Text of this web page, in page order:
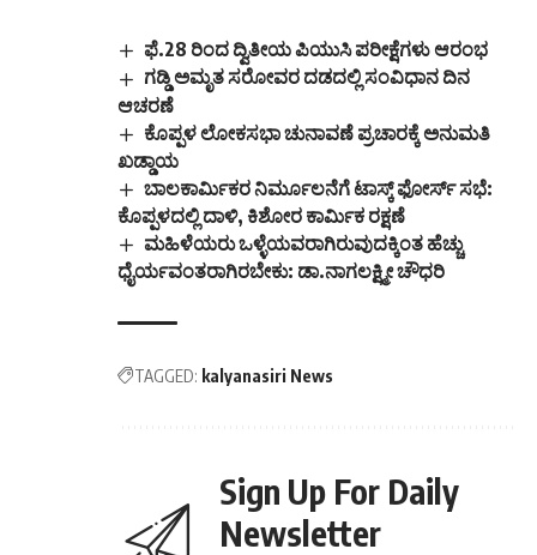
ಫೆ.28 ರಿಂದ ದ್ವಿತೀಯ ಪಿಯುಸಿ ಪರೀಕ್ಷೆಗಳು ಆರಂಭ
ಗಡ್ಡಿ ಅಮೃತ ಸರೋವರ ದಡದಲ್ಲಿ ಸಂವಿಧಾನ ದಿನ
ಆಚರಣೆ
ಕೊಪ್ಪಳ ಲೋಕಸಭಾ ಚುನಾವಣೆ ಪ್ರಚಾರಕ್ಕೆ ಅನುಮತಿ
ಖಡ್ಡಾಯ
ಬಾಲಕಾರ್ಮಿಕರ ನಿರ್ಮೂಲನೆಗೆ ಟಾಸ್ಕ್ ಫೋರ್ಸ್ ಸಭೆ:
ಕೊಪ್ಪಳದಲ್ಲಿ ದಾಳಿ, ಕಿಶೋರ ಕಾರ್ಮಿಕ ರಕ್ಷಣೆ
ಮಹಿಳೆಯರು ಒಳ್ಳೆಯವರಾಗಿರುವುದಕ್ಕಿಂತ ಹೆಚ್ಚು
ಧೈರ್ಯವಂತರಾಗಿರಬೇಕು: ಡಾ.ನಾಗಲಕ್ಷ್ಮೀ ಚೌಧರಿ
TAGGED: kalyanasiri News
Sign Up For Daily
Newsletter